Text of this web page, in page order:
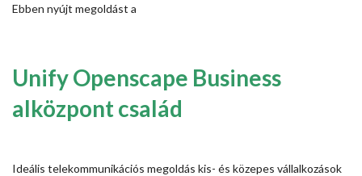
Ebben nyújt megoldást a
Unify Openscape Business
alközpont család
Ideális telekommunikációs megoldás kis- és közepes vállalkozások